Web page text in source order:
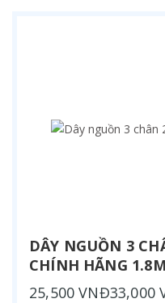
DÂY NGUỒN 3
CHÍNH HÃNG 1.8M
25,500 VNĐ33,000